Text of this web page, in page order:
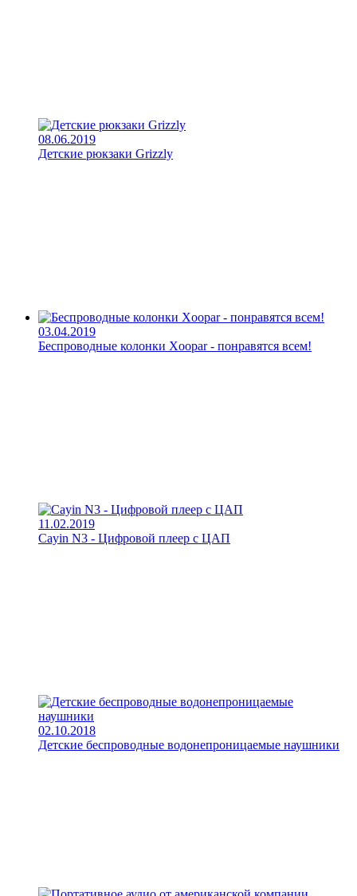
08.06.2019
Детские рюкзаки Grizzly
03.04.2019
Беспроводные колонки Xoopar - понравятся всем!
11.02.2019
Cayin N3 - Цифровой плеер с ЦАП
02.10.2018
Детские беспроводные водонепроницаемые наушники